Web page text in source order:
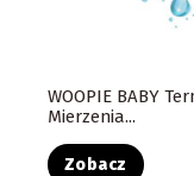
WOOPIE BABY
Mierzenia...
Zobacz